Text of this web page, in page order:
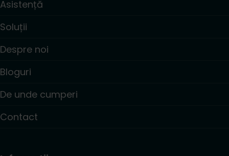
Asistență
Soluții
Despre noi
Bloguri
De unde cumperi
Contact